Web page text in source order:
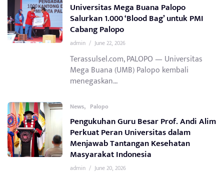
Universitas Mega Buana Palopo
Salurkan 1.000 ‘Blood Bag’ untuk PMI
Cabang Palopo
admin / June 22, 2026
Terassulsel.com, PALOPO — Universitas
Mega Buana (UMB) Palopo kembali
menegaskan...
News, Palopo
Pengukuhan Guru Besar Prof. Andi Alim
Perkuat Peran Universitas dalam
Menjawab Tantangan Kesehatan
Masyarakat Indonesia
admin / June 20, 2026